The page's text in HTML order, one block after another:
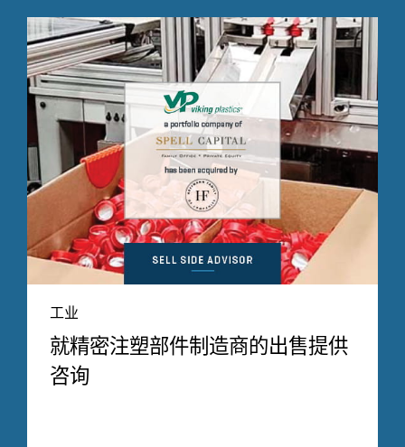
工业
就精密注塑部件制造商的出售提供
咨询